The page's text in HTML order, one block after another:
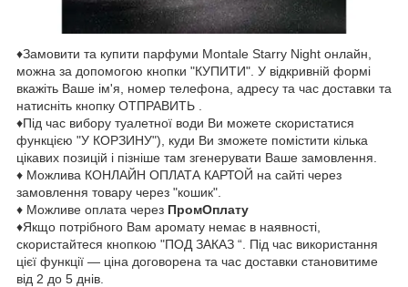
♦Замовити та купити парфуми Montale Starry Night онлайн,
можна за допомогою кнопки "КУПИТИ". У відкривній формі
вкажіть Ваше ім'я, номер телефона, адресу та час доставки та
натисніть кнопку ОТПРАВИТЬ .
♦Під час вибору туалетної води Ви можете скористатися
функцією "У КОРЗИНУ"), куди Ви зможете помістити кілька
цікавих позицій і пізніше там згенерувати Ваше замовлення.
♦ Можлива КОНЛАЙН ОПЛАТА КАРТОЙ на сайті через
замовлення товару через "кошик".
♦ Можливе оплата через ПромОплату
♦Якщо потрібного Вам аромату немає в наявності,
скористайтеся кнопкою "ПОД ЗАКАЗ “. Під час використання
цієї функції — ціна договорена та час доставки становитиме
від 2 до 5 днів.